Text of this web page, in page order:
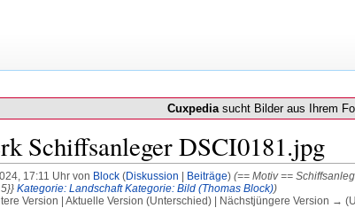
Cuxpediasucht Bilder aus Ihrem
Schiffsanleger DSCI0181.jpg
17:11 Uhr von Block (Diskussion | Beiträge) (== Motiv ==
Kategorie: Landschaft Kategorie: Bild (Thomas Block))
Version | Aktuelle Version (Unterschied) | Nächstjüngere Version →